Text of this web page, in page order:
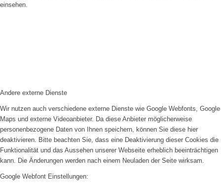
einsehen.
Andere externe Dienste
Wir nutzen auch verschiedene externe Dienste wie Google Webfonts, Google
Maps und externe Videoanbieter. Da diese Anbieter möglicherweise
personenbezogene Daten von Ihnen speichern, können Sie diese hier
deaktivieren. Bitte beachten Sie, dass eine Deaktivierung dieser Cookies die
Funktionalität und das Aussehen unserer Webseite erheblich beeinträchtigen
kann. Die Änderungen werden nach einem Neuladen der Seite wirksam.
Google Webfont Einstellungen: